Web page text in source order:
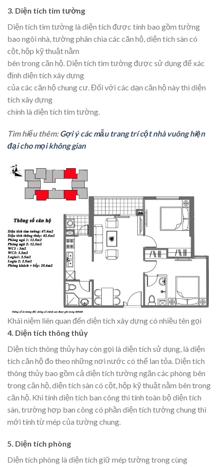
3. Diện tích tim tường
Diện tích tim tường là diện tích được tính bao gồm tường
bao ngôi nhà, tường phân chia các căn hộ, diện tích sàn có
cột, hộp kỹ thuật nằm
bên trong căn hộ. Diện tích tim tường được sử dụng để xác
định diện tích xây dựng
của các căn hộ chung cư. Đối với các dạn căn hộ này thì diện
tích xây dựng
chính là diện tích tim tường.
Tìm hiểu thêm:Gợi ý các mẫu trang trí cột nhà vuông hiện
đại cho mọi không gian
Khái niệm liên quan đến diện tích xây dựng có nhiều tên gọi
4. Diện tích thông thủy
Diện tích thông thủy hay còn gọi là diện tích sử dụng, là diện
tích căn hộ đo theo những nơi nước có thể lan tỏa. Diện tích
thông thủy bao gồm cả diện tích tường ngăn các phòng bên
trong căn hộ, diện tích sàn có cột, hộp kỹ thuật nằm bên trong
căn hộ. Khi tính diện tích ban công thì tính toàn bộ diện tích
sàn, trường hợp ban công có phần diện tích tường chung thì
mới tính từ mép của tường chung.
5. Diện tích phòng
Diện tích phòng là diện tích giữ mép tường trong cùng